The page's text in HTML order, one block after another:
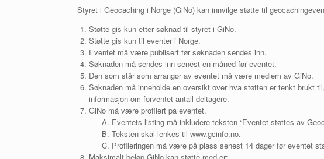
Styret i Geocaching i Norge (GiNo) kan innvilge støtte til
Støtte gis kun etter søknad til styret i GiNo.
Støtte gis kun til eventer i Norge.
Eventet må være publisert før søknaden sendes inn.
Søknaden må sendes inn senest en måned før eventet.
Den som står som arrangør av eventet må være medlem av GiNo.
Søknaden må inneholde en oversikt over hva støtten er tenkt brukt
informasjon om forventet antall deltagere.
GiNo må være profilert på eventet.
Eventets listing må inkludere teksten “Eventet støttes av
Teksten skal lenkes til www.gcinfo.no.
Profileringen må være på plass senest 14 dager før eventet